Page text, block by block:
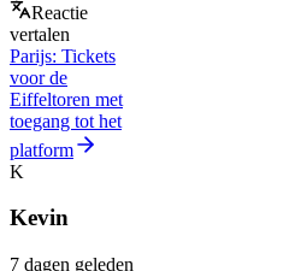
Reactie
vertalen
Parijs: Tickets
voor de
Eiffeltoren met
toegang tot het
platform
K
Kevin
7 dagen geleden